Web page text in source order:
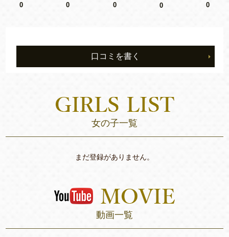
0
0
0
0
0
口コミを書く
女の子一覧
まだ登録がありません。
動画一覧